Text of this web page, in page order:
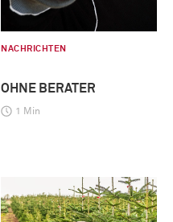
NACHRICHTEN
OHNE BERATER
1 Min